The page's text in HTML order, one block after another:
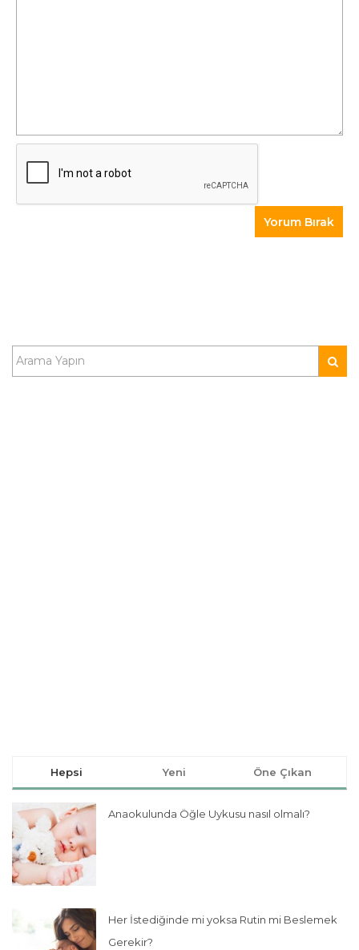
Hepsi Yeni Öne Çıkan
Anaokulunda Öğle Uykusu nasıl olmalı?
Her İstediğinde mi yoksa Rutin mi Beslemek
Gerekir?